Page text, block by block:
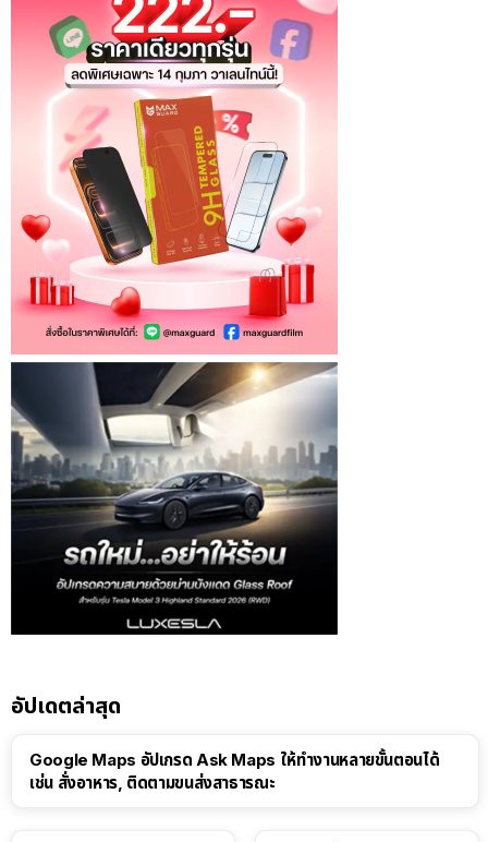
อัปเดตล่าสุด
Google Maps อัปเกรด Ask Maps ให้ทำงานหลายขั้นตอนได้
เช่น สั่งอาหาร, ติดตามขนส่งสาธารณะ